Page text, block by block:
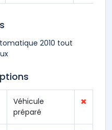
2010 tout
Véhicule
préparé